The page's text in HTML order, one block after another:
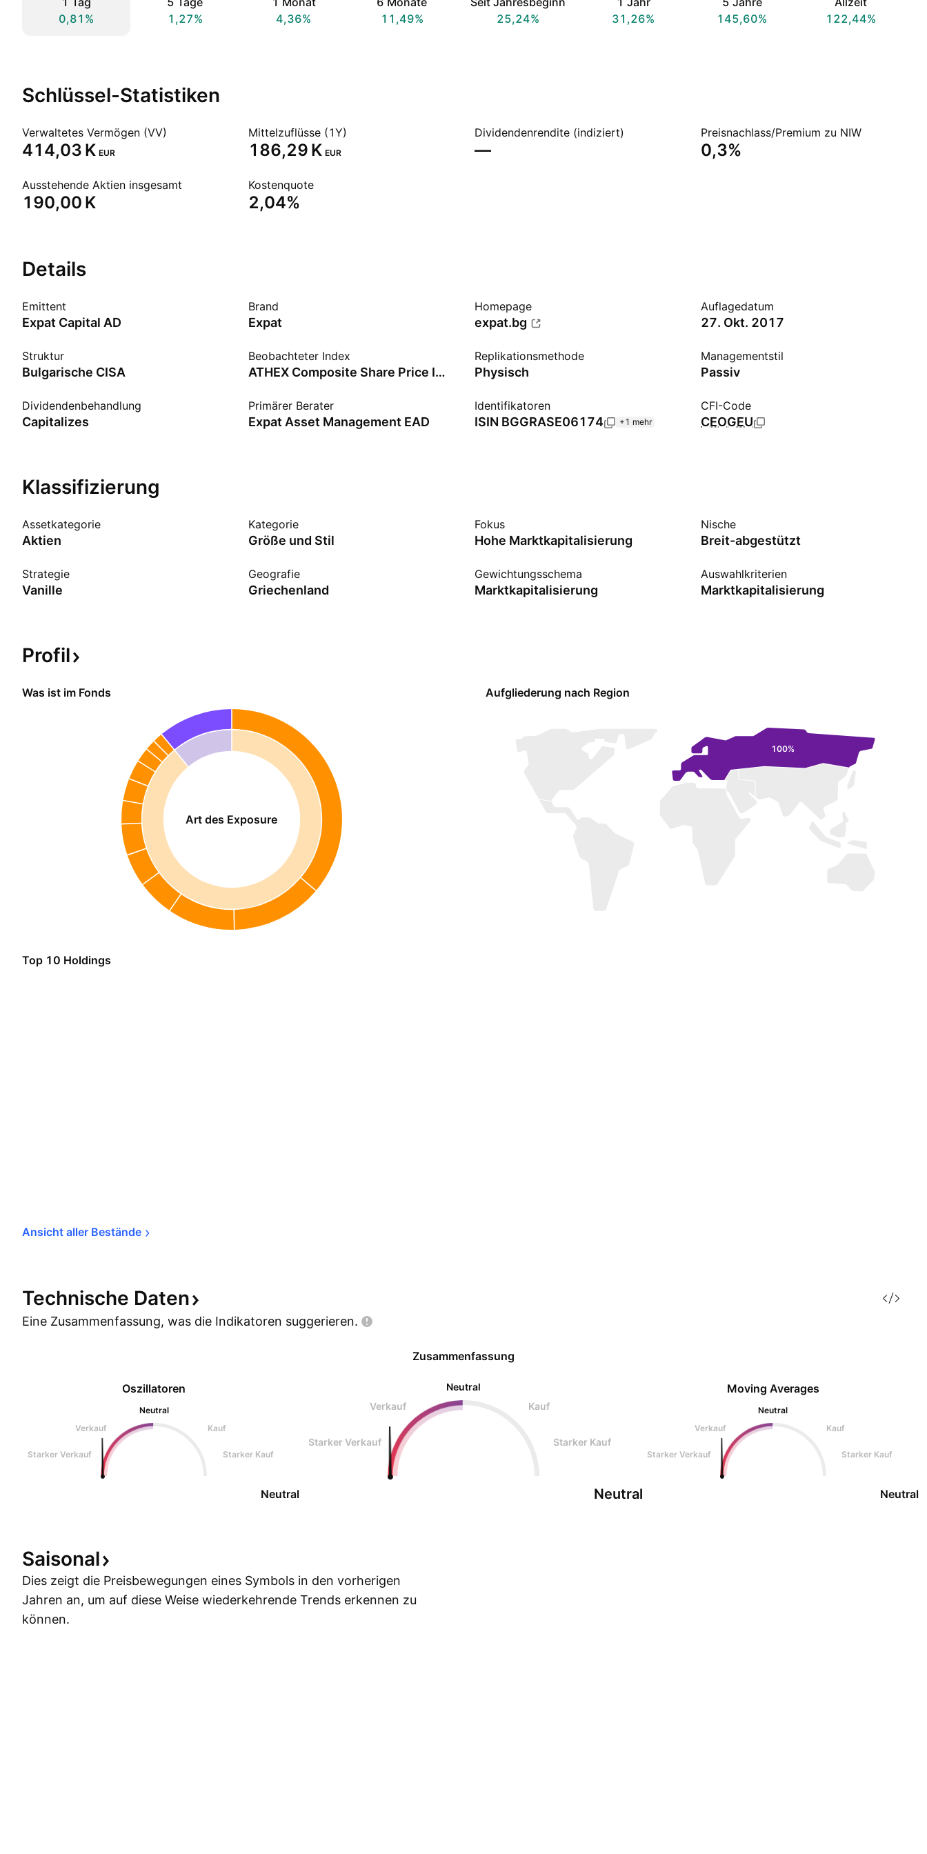
0,81%
1,27%
4,36%
11,49%
25,24%
31,26%
145,60%
122,44%
Schlüssel-Statistiken
Verwaltetes Vermögen (VV)
‪414,03 K‬ EUR
Mittelzuflüsse (1Y)
‪186,29 K‬ EUR
Dividendenrendite (indiziert)
—
Preisnachlass/Premium zu NIW
0,3%
Ausstehende Aktien insgesamt
‪190,00 K‬
Kostenquote
2,04%
Details
Emittent
Expat Capital AD
Brand
Expat
Homepage
expat.bg
Auflagedatum
27. Okt. 2017
Struktur
Bulgarische CISA
Beobachteter Index
ATHEX Composite Share Price Index - EUR
Replikationsmethode
Physisch
Managementstil
Passiv
Dividendenbehandlung
Capitalizes
Primärer Berater
Expat Asset Management EAD
Identifikatoren
ISIN BGGRASE06174 +1 mehr
CFI-Code
CEOGEU
Klassifizierung
Assetkategorie
Aktien
Kategorie
Größe und Stil
Fokus
Hohe Marktkapitalisierung
Nische
Breit-abgestützt
Strategie
Vanille
Geografie
Griechenland
Gewichtungsschema
Marktkapitalisierung
Auswahlkriterien
Marktkapitalisierung
Profil
Was ist im Fonds
Art des Exposure
Aufgliederung nach Region
100%
Top 10 Holdings
Ansicht aller Bestände
Technische Daten
Eine Zusammenfassung, was die Indikatoren suggerieren.
Oszillatoren
Neutral
Verkauf
Kauf
Starker Verkauf Starker Kauf
Neutral
Zusammenfassung
Neutral
Verkauf
Kauf
Starker Verkauf Starker Kauf
Neutral
Moving Averages
Neutral
Verkauf
Kauf
Starker Verkauf Starker Kauf
Neutral
Saisonal
Dies zeigt die Preisbewegungen eines Symbols in den vorherigen
Jahren an, um auf diese Weise wiederkehrende Trends erkennen zu
können.